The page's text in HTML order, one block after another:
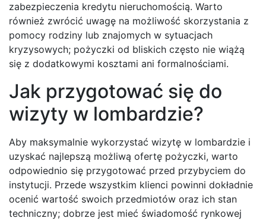
zabezpieczenia kredytu nieruchomością. Warto
również zwrócić uwagę na możliwość skorzystania z
pomocy rodziny lub znajomych w sytuacjach
kryzysowych; pożyczki od bliskich często nie wiążą
się z dodatkowymi kosztami ani formalnościami.
Jak przygotować się do
wizyty w lombardzie?
Aby maksymalnie wykorzystać wizytę w lombardzie i
uzyskać najlepszą możliwą ofertę pożyczki, warto
odpowiednio się przygotować przed przybyciem do
instytucji. Przede wszystkim klienci powinni dokładnie
ocenić wartość swoich przedmiotów oraz ich stan
techniczny; dobrze jest mieć świadomość rynkowej